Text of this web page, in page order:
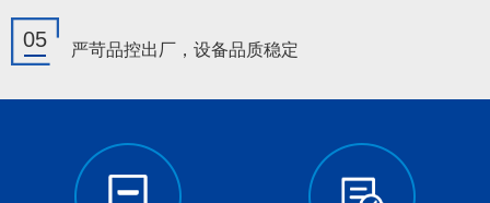
05 严苛品控出厂，设备品质稳定